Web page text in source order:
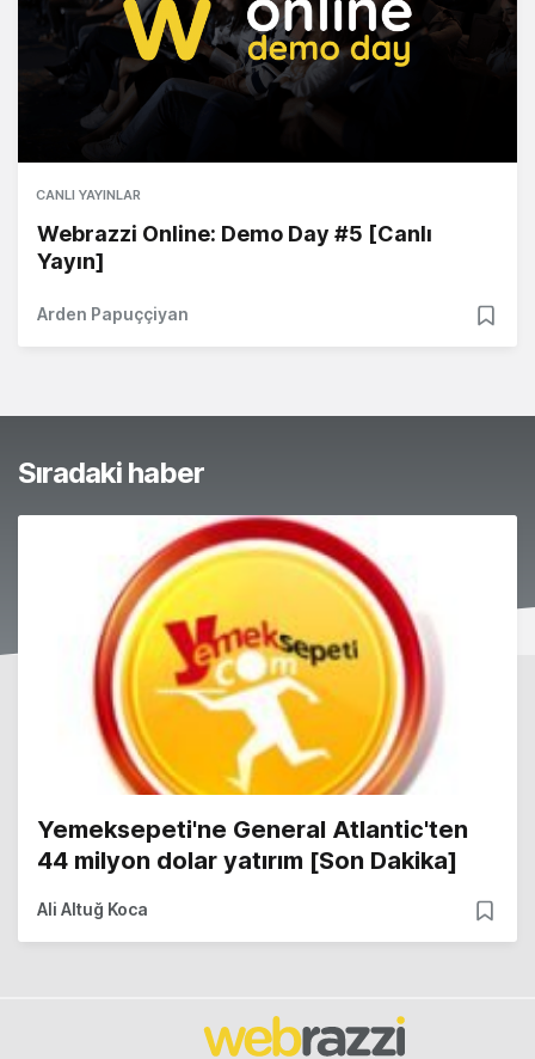
CANLI YAYINLAR
Webrazzi Online: Demo Day #5 [Canlı
Yayın]
Arden Papuççiyan
Sıradaki haber
Yemeksepeti'ne General Atlantic'ten
44 milyon dolar yatırım [Son Dakika]
Ali Altuğ Koca